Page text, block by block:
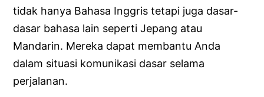
tidak hanya Bahasa Inggris tetapi juga dasar-
dasar bahasa lain seperti Jepang atau
Mandarin. Mereka dapat membantu Anda
dalam situasi komunikasi dasar selama
perjalanan.